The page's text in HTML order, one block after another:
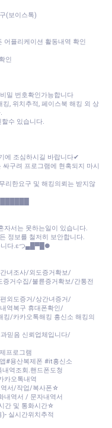
(보이스톡)
어플리케이션 활동내역 확인
인
밀 번호확인가능합니다
, 위치추적, 페이스북 해킹 외 상
수 있습니다.
에 조심하시길 바랍니다✔
구려 프로그램에 현혹되지 마시
리한요구 및 해킹의뢰는 받지않
자서는 못하는일이 있습니다.
정보를 철저히 보안합니다.
니다.εつ▄█▀█●
녀조사/외도증거확보/
거수집/불륜증거확보/간통전
외도증거/상간녀증거/
역복구 휴대폰확인/
/카카오톡해킹 흥신소 해킹의
믿음 신뢰업체입니다/
프로그램
#용산복제폰 #it흥신소
역조회.핸드폰도청
카오톡내역
역서/작업/복사폰☆
역서 / 문자내역서
간 및 통화시간☆
실시간위치추적